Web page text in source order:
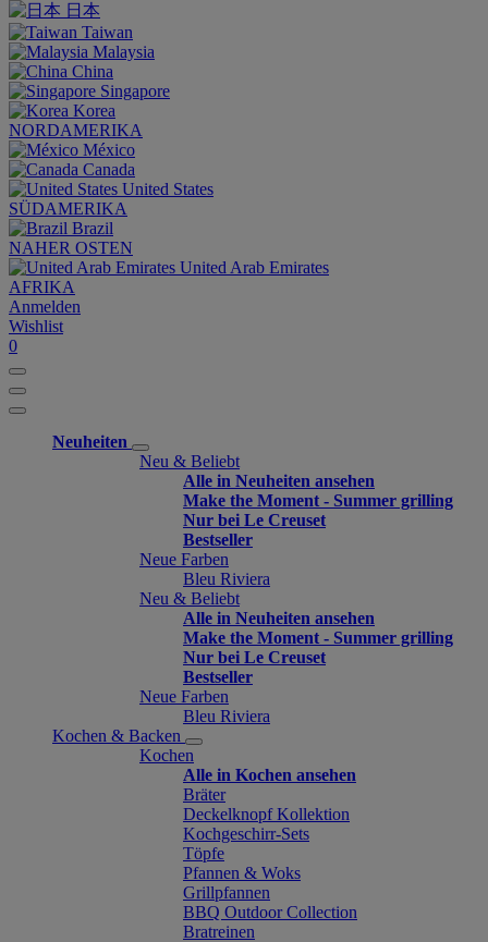
日本
Taiwan
Malaysia
China
Singapore
Korea
NORDAMERIKA
México
Canada
United States
SÜDAMERIKA
Brazil
NAHER OSTEN
United Arab Emirates
AFRIKA
Anmelden
Wishlist
0
Neuheiten
Neu & Beliebt
Alle in Neuheiten ansehen
Make the Moment - Summer grilling
Nur bei Le Creuset
Bestseller
Neue Farben
Bleu Riviera
Neu & Beliebt
Alle in Neuheiten ansehen
Make the Moment - Summer grilling
Nur bei Le Creuset
Bestseller
Neue Farben
Bleu Riviera
Kochen & Backen
Kochen
Alle in Kochen ansehen
Bräter
Deckelknopf Kollektion
Kochgeschirr-Sets
Töpfe
Pfannen & Woks
Grillpfannen
BBQ Outdoor Collection
Bratreinen